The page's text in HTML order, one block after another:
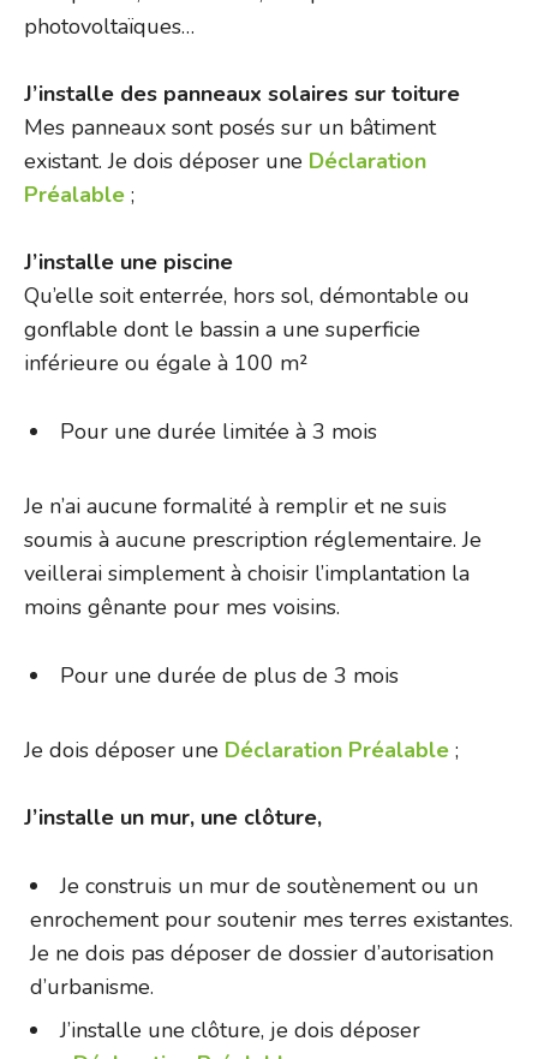
photovoltaïques…
J’installe des panneaux solaires sur toiture
Mes panneaux sont posés sur un bâtiment
existant. Je dois déposer une Déclaration
Préalable ;
J’installe une piscine
Qu’elle soit enterrée, hors sol, démontable ou
gonflable dont le bassin a une superficie
inférieure ou égale à 100 m²
Pour une durée limitée à 3 mois
Je n’ai aucune formalité à remplir et ne suis
soumis à aucune prescription réglementaire. Je
veillerai simplement à choisir l’implantation la
moins gênante pour mes voisins.
Pour une durée de plus de 3 mois
Je dois déposer une Déclaration Préalable ;
J’installe un mur, une clôture,
Je construis un mur de soutènement ou un
enrochement pour soutenir mes terres existantes.
Je ne dois pas déposer de dossier d’autorisation
d’urbanisme.
J’installe une clôture, je dois déposer